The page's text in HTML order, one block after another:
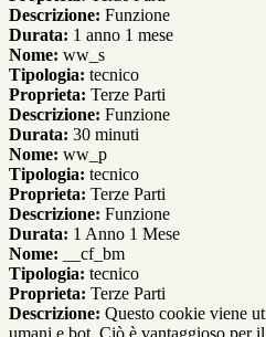
Descrizione: Funzione
Durata: 1 anno 1 mese
Nome: ww_s
Tipologia: tecnico
Proprieta: Terze Parti
Descrizione: Funzione
Durata: 30 minuti
Nome: ww_p
Tipologia: tecnico
Proprieta: Terze Parti
Descrizione: Funzione
Durata: 1 Anno 1 Mese
Nome: __cf_bm
Tipologia: tecnico
Proprieta: Terze Parti
Descrizione: Questo cookie viene
umani e bot. Ciò è vantaggioso per